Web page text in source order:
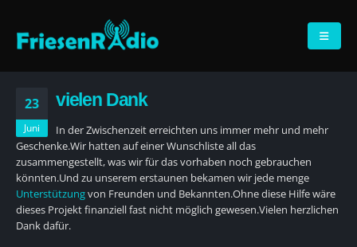
23
Juni
vielen Dank
In der Zwischenzeit erreichten uns immer mehr und mehr
Geschenke.Wir hatten auf einer Wunschliste all das
zusammengestellt, was wir für das vorhaben noch gebrauchen
könnten.Und zu unserem erstaunen bekamen wir jede menge
Unterstützungvon Freunden und Bekannten.Ohne diese Hilfe wäre
dieses Projekt finanziell fast nicht möglich gewesen.Vielen herzlichen
Dank dafür.